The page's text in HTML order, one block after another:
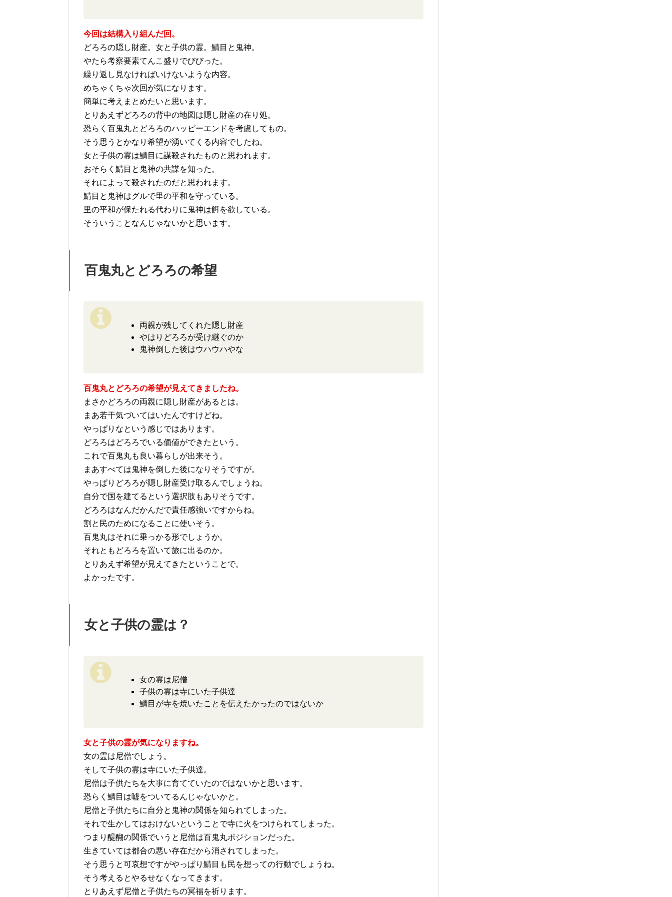
今回は結構入り組んだ回。
どろろの隠し財産。女と子供の霊。鯖目と鬼神。
やたら考察要素てんこ盛りでびびった。
繰り返し見なければいけないような内容。
めちゃくちゃ次回が気になります。
簡単に考えまとめたいと思います。
とりあえずどろろの背中の地図は隠し財産の在り処。
恐らく百鬼丸とどろろのハッピーエンドを考慮してもの。
そう思うとかなり希望が湧いてくる内容でしたね。
女と子供の霊は鯖目に謀殺されたものと思われます。
おそらく鯖目と鬼神の共謀を知った。
それによって殺されたのだと思われます。
鯖目と鬼神はグルで里の平和を守っている。
里の平和が保たれる代わりに鬼神は餌を欲している。
そういうことなんじゃないかと思います。
百鬼丸とどろろの希望
両親が残してくれた隠し財産
やはりどろろが受け継ぐのか
鬼神倒した後はウハウハやな
百鬼丸とどろろの希望が見えてきましたね。
まさかどろろの両親に隠し財産があるとは。
まあ若干気づいてはいたんですけどね。
やっぱりなという感じではあります。
どろろはどろろでいる価値ができたという。
これで百鬼丸も良い暮らしが出来そう。
まあすべては鬼神を倒した後になりそうですが。
やっぱりどろろが隠し財産受け取るんでしょうね。
自分で国を建てるという選択肢もありそうです。
どろろはなんだかんだで責任感強いですからね。
割と民のためになることに使いそう。
百鬼丸はそれに乗っかる形でしょうか。
それともどろろを置いて旅に出るのか。
とりあえず希望が見えてきたということで。
よかったです。
女と子供の霊は？
女の霊は尼僧
子供の霊は寺にいた子供達
鯖目が寺を焼いたことを伝えたかったのではないか
女と子供の霊が気になりますね。
女の霊は尼僧でしょう。
そして子供の霊は寺にいた子供達。
尼僧は子供たちを大事に育てていたのではないかと思います。
恐らく鯖目は嘘をついてるんじゃないかと。
尼僧と子供たちに自分と鬼神の関係を知られてしまった。
それで生かしてはおけないということで寺に火をつけられてしまった。
つまり醍醐の関係でいうと尼僧は百鬼丸ポジションだった。
生きていては都合の悪い存在だから消されてしまった。
そう思うと可哀想ですがやっぱり鯖目も民を想っての行動でしょうね。
そう考えるとやるせなくなってきます。
とりあえず尼僧と子供たちの冥福を祈ります。